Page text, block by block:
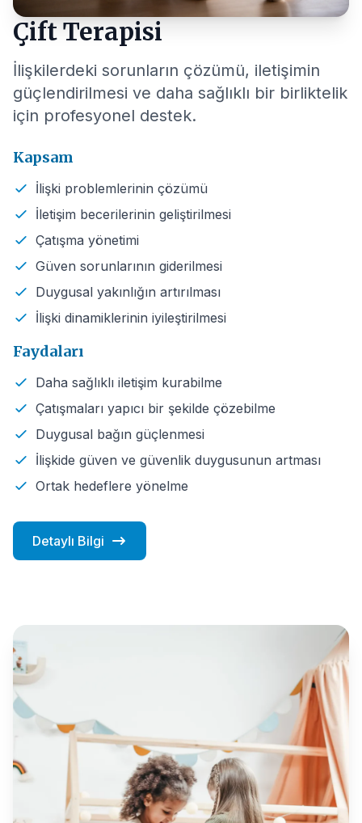
Çift Terapisi
İlişkilerdeki sorunların çözümü, iletişimin
güçlendirilmesi ve daha sağlıklı bir birliktelik
için profesyonel destek.
Kapsam
İlişki problemlerinin çözümü
İletişim becerilerinin geliştirilmesi
Çatışma yönetimi
Güven sorunlarının giderilmesi
Duygusal yakınlığın artırılması
İlişki dinamiklerinin iyileştirilmesi
Faydaları
Daha sağlıklı iletişim kurabilme
Çatışmaları yapıcı bir şekilde çözebilme
Duygusal bağın güçlenmesi
İlişkide güven ve güvenlik duygusunun artması
Ortak hedeflere yönelme
Detaylı Bilgi